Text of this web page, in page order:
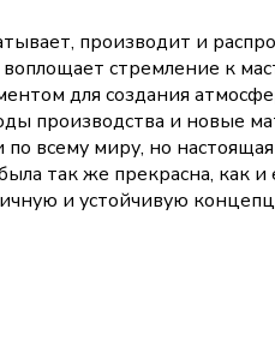
производит и
стремление к
для создания
производства и новые
всему миру, но
так же прекрасна, как
и устойчивую